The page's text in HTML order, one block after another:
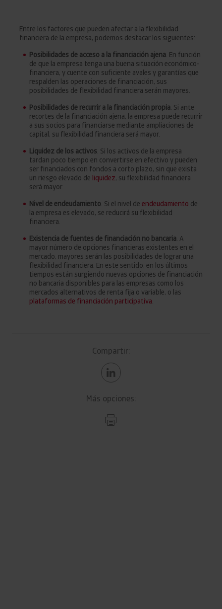
Entre los factores que pueden afectar a la flexibilidad
financiera de la empresa, podemos destacar los siguientes:
Posibilidades de acceso a la financiación ajena. En función
de que la empresa tenga una buena situación económico-
financiera, y cuente con suficiente avales y garantías que
respalden las operaciones de financiación, sus
posibilidades de flexibilidad financiera serán mayores.
Posibilidades de recurrir a la financiación propia. Si ante
recortes de la financiación ajena, la empresa puede recurrir
a sus socios para financiarse mediante ampliaciones de
capital, su flexibilidad financiera será mayor.
Liquidez de los activos. Si los activos de la empresa
tardan poco tiempo en convertirse en efectivo y pueden
ser financiados con fondos a corto plazo, sin que exista
un riesgo elevado de liquidez, su flexibilidad financiera
será mayor.
Nivel de endeudamiento. Si el nivel de endeudamiento de
la empresa es elevado, se reducirá su flexibilidad
financiera.
Existencia de fuentes de financiación no bancaria. A
mayor número de opciones financieras existentes en el
mercado, mayores serán las posibilidades de lograr una
flexibilidad financiera. En este sentido, en los últimos
tiempos están surgiendo nuevas opciones de financiación
no bancaria disponibles para las empresas como los
mercados alternativos de renta fija o variable, o las
plataformas de financiación participativa.
Compartir:
Más opciones: